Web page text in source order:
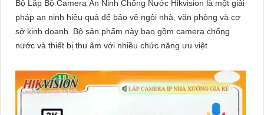
Bộ Lắp Bộ Camera An Ninh Chống Nước Hikvision là một giải
pháp an ninh hiệu quả để bảo vệ ngôi nhà, văn phòng và cơ
sở kinh doanh. Bộ sản phẩm này bao gồm camera chống
nước và thiết bị thu âm với nhiều chức năng ưu việt